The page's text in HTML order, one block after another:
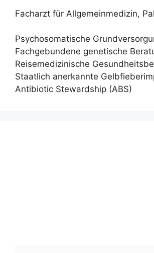
Facharzt für Allgemeinmedizin,
Psychosomatische
Fachgebundene genetische
Reisemedizinische
Staatlich anerkannte
Antibiotic Stewardship (ABS)